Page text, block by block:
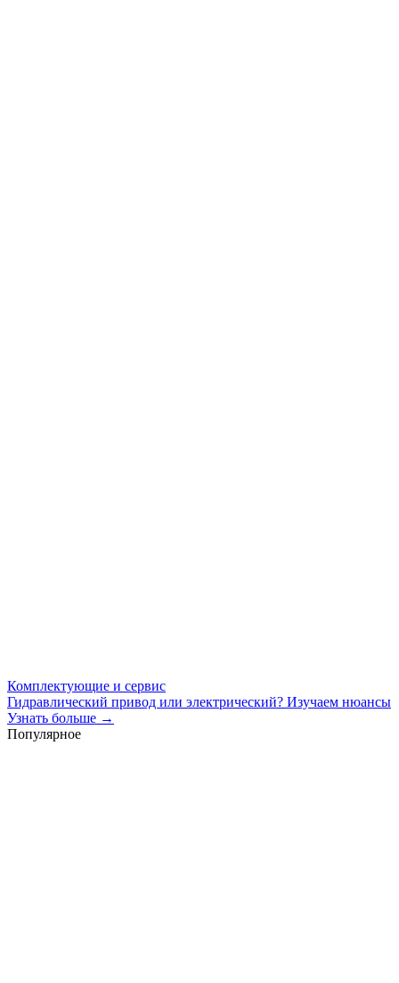
Комплектующие и сервис
Гидравлический привод или электрический? Изучаем нюансы
Узнать больше →
Популярное